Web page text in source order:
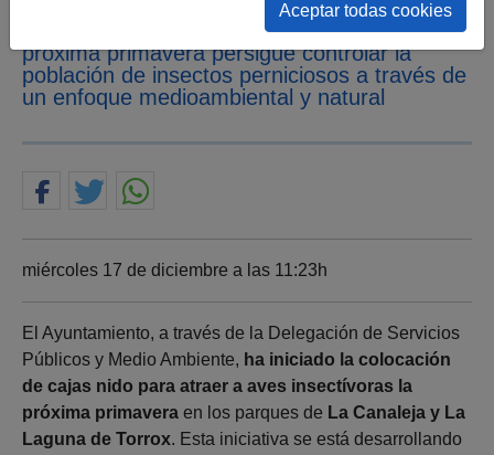
Esta iniciativa para atraer a las aves la
próxima primavera persigue controlar la
población de insectos perniciosos a través de
un enfoque medioambiental y natural
miércoles 17 de diciembre a las 11:23h
El Ayuntamiento, a través de la Delegación de Servicios
Públicos y Medio Ambiente, ha iniciado la colocación
de cajas nido para atraer a aves insectívoras la
próxima primavera en los parques de La Canaleja y La
Laguna de Torrox. Esta iniciativa se está desarrollando
Aceptar todas cookies